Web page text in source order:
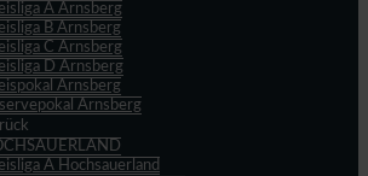
A Arnsberg
B Arnsberg
C Arnsberg
D Arnsberg
Arnsberg
Arnsberg
A Hochsauerland